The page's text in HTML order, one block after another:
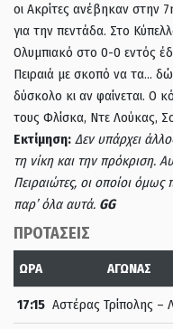
οι Ακρίτες ανέβηκαν στην
για την πεντάδα. Στο
Ολυμπιακό στο 0-0 εντός
Πειραιά με σκοπό να τα…
δύσκολο κι αν φαίνεται. Ο
τους Φλίσκα, Ντε Λούκας,
Εκτίμηση: Δεν υπάρχει
τη νίκη και την πρόκριση.
Πειραιώτες, οι οποίοι όμως
παρ’ όλα αυτά. GG
ΠΡΟΤΑΣΕΙΣ
ΩΡΑ ΑΓΩΝΑΣ
17:15 Αστέρας Τρίπολης –